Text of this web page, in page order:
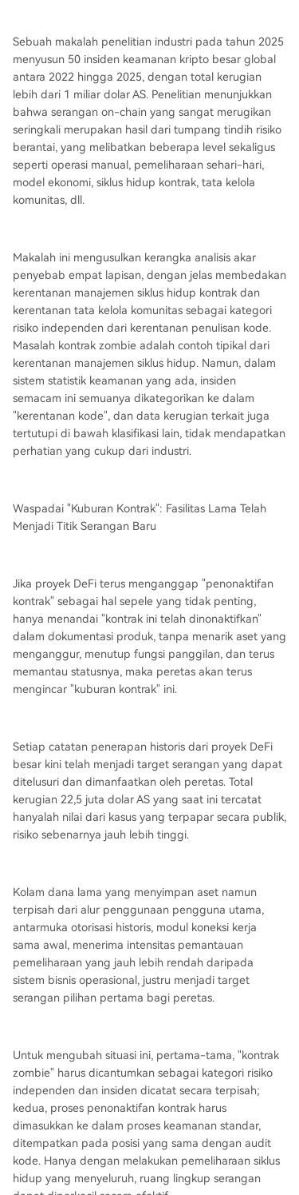
Sebuah makalah penelitian industri pada tahun 2025
menyusun 50 insiden keamanan kripto besar global
antara 2022 hingga 2025, dengan total kerugian
lebih dari 1 miliar dolar AS. Penelitian menunjukkan
bahwa serangan on-chain yang sangat merugikan
seringkali merupakan hasil dari tumpang tindih risiko
berantai, yang melibatkan beberapa level sekaligus
seperti operasi manual, pemeliharaan sehari-hari,
model ekonomi, siklus hidup kontrak, tata kelola
komunitas, dll.
Makalah ini mengusulkan kerangka analisis akar
penyebab empat lapisan, dengan jelas membedakan
kerentanan manajemen siklus hidup kontrak dan
kerentanan tata kelola komunitas sebagai kategori
risiko independen dari kerentanan penulisan kode.
Masalah kontrak zombie adalah contoh tipikal dari
kerentanan manajemen siklus hidup. Namun, dalam
sistem statistik keamanan yang ada, insiden
semacam ini semuanya dikategorikan ke dalam
"kerentanan kode", dan data kerugian terkait juga
tertutupi di bawah klasifikasi lain, tidak mendapatkan
perhatian yang cukup dari industri.
Waspadai "Kuburan Kontrak": Fasilitas Lama Telah
Menjadi Titik Serangan Baru
Jika proyek DeFi terus menganggap "penonaktifan
kontrak" sebagai hal sepele yang tidak penting,
hanya menandai "kontrak ini telah dinonaktifkan"
dalam dokumentasi produk, tanpa menarik aset yang
menganggur, menutup fungsi panggilan, dan terus
memantau statusnya, maka peretas akan terus
mengincar "kuburan kontrak" ini.
Setiap catatan penerapan historis dari proyek DeFi
besar kini telah menjadi target serangan yang dapat
ditelusuri dan dimanfaatkan oleh peretas. Total
kerugian 22,5 juta dolar AS yang saat ini tercatat
hanyalah nilai dari kasus yang terpapar secara publik,
risiko sebenarnya jauh lebih tinggi.
Kolam dana lama yang menyimpan aset namun
terpisah dari alur penggunaan pengguna utama,
antarmuka otorisasi historis, modul koneksi kerja
sama awal, menerima intensitas pemantauan
pemeliharaan yang jauh lebih rendah daripada
sistem bisnis operasional, justru menjadi target
serangan pilihan pertama bagi peretas.
Untuk mengubah situasi ini, pertama-tama, "kontrak
zombie" harus dicantumkan sebagai kategori risiko
independen dan insiden dicatat secara terpisah;
kedua, proses penonaktifan kontrak harus
dimasukkan ke dalam proses keamanan standar,
ditempatkan pada posisi yang sama dengan audit
kode. Hanya dengan melakukan pemeliharaan siklus
hidup yang menyeluruh, ruang lingkup serangan